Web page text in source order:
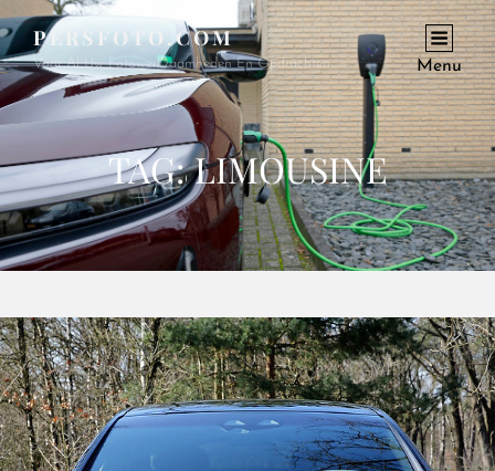
PERSFOTO.COM
Voor Al Uw Fotowerkzaamheden En Opdrachten Menu
TAG:LIMOUSINE